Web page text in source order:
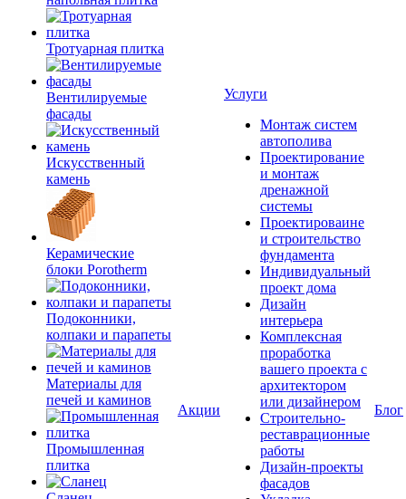
Тротуарная плитка
Вентилируемые
фасады
Искусственный
камень
Керамические
блоки Porotherm
Подоконники,
колпаки и парапеты
Материалы для
печей и каминов
Промышленная
плитка
Акции
Услуги
Монтаж систем
автополива
Проектирование
и монтаж
дренажной
системы
Проектироваине
и строительство
фундамента
Индивидуальный
проект дома
Дизайн
интерьера
Комплексная
проработка
вашего проекта с
архитектором
или дизайнером
Строительно-
реставрационные
работы
Дизайн-проекты
фасадов
Блог